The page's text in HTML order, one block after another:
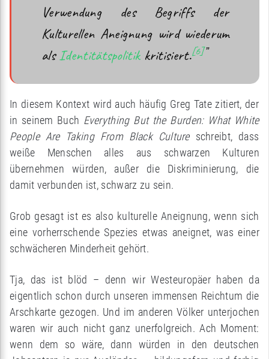
Verwendung des Begriffs der
Kulturellen Aneignung wird wiederum
alsIdentitätspolitikkritisiert.[6]”
In diesem Kontext wird auch häufig Greg Tate zitiert, der
in seinem Buch Everything But the Burden: What White
People Are Taking From Black Cultureschreibt, dass
weiße Menschen alles aus schwarzen Kulturen
übernehmen würden, außer die Diskriminierung, die
damit verbunden ist, schwarz zu sein.
Grob gesagt ist es also kulturelle Aneignung, wenn sich
eine vorherrschende Spezies etwas aneignet, was einer
schwächeren Minderheit gehört.
Tja, das ist blöd – denn wir Westeuropäer haben da
eigentlich schon durch unseren immensen Reichtum die
Arschkarte gezogen. Und im anderen Völker unterjochen
waren wir auch nicht ganz unerfolgreich. Ach Moment:
wenn dem so wäre, dann würden in den deutschen